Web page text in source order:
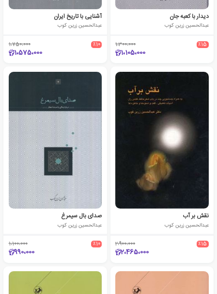
دیدار با کعبه جان
عبدالحسین زرین کوب
٪15 1،300،000
1،105،000
آشنایی با تاریخ ایران
عبدالحسین زرین کوب
٪10 1،750،000
1،575،000
نقش بر آب
عبدالحسین زرین کوب
٪15 2،900،000
2،465،000
صدای بال سیمرغ
عبدالحسین زرین کوب
٪10 1،100،000
990،000